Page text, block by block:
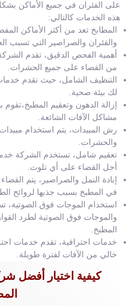
على الفئران في جميع الأماكن
هذه الخدمات كالتالي:
المطابخ تعد من أكثر الأماكن
والفئران والصراصير التي تسبب
أهمية الفحص الدقيق، تقدم
من القضاء على جميع الحشرات.
التنظيف الشامل، حيث تقدم
لك بيئة صحية.
إزالة الدهون وتعقيم
مشاكل الآفات الشائعة.
رش المبيدات، يتم استخدام
والحشرات.
تعقيم شامل، تستخدم الشركة
أجل القضاء على أي تلوث.
إبادة النمل والصراصير، يتم
في المطبخ بسبب جذبها لروائح
استخدام الموجات فوق الصوتية،
والموجات فوق الصوتية لطرد
المطبخ.
خدمات احترافية، تقدم خدمات
خالي من الآفات لفترة طويلة.
كيفية اختيار أفضل